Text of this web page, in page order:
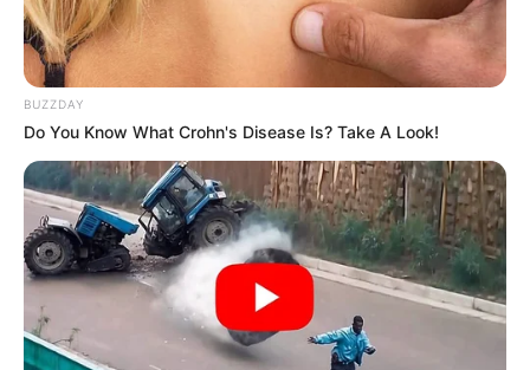
BUZZDAY
Do You Know What Crohn's Disease Is? Take A Look!